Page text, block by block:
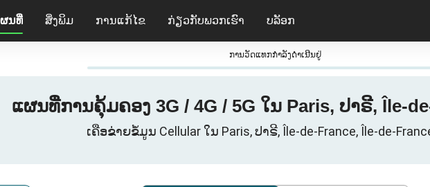
ນທີ່ ສິ່ງພິມ ການແກ້ໄຂ ກ່ຽວ​ກັບ​ພວກ​ເຮົາ ບລັອກ
ການວັດແທກກໍາລັງດໍາເນີນຢູ່
ແຜນທີ່ການຄຸ້ມຄອງ 3G / 4G / 5G ໃນ Paris, ປາຣີ, Île-
ເຄືອຂ່າຍຂໍ້ມູນ Cellular ໃນ Paris, ປາຣີ, Île-de-France, Île-de-